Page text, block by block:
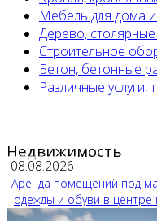
Мебель для дома
Дерево,
Строительное
Бетон, бетонные
Различные услуги,
Недвижимость
08.08.2026
Аренда помещений под
одежды и обуви в центре